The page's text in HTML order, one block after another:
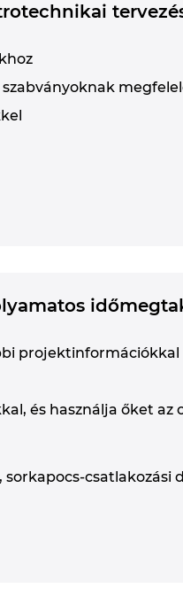
szabványoknak
projektinformációkkal
és használja őket az
csatlakozási